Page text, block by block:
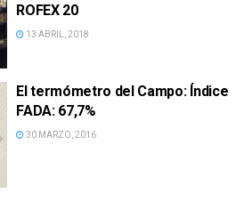
ROFEX 20
13 ABRIL, 2018
El termómetro del Campo: Índice
FADA: 67,7%
30 MARZO, 2016